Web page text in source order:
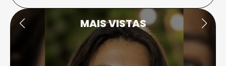
MAIS VISTAS